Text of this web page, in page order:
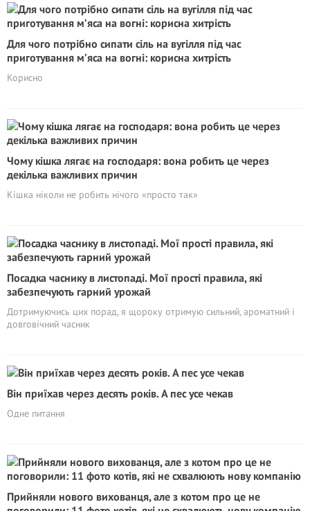
Для чого потрібно сипати сіль на вугілля під час
приготування м’яса на вогні: корисна хитрість
Корисно
Чому кішка лягає на господаря: вона робить це через
декілька важливих причин
Кішка ніколи не робить нічого «просто так»
Посадка часнику в листопаді. Мої прості правила, які
забезпечують гарний урожай
Дотримуючись цих порад, я щороку отримую сильний, ароматний і
довговічний часник
Він приїхав через десять років. А пес усе чекав
Одне питання
Прийняли нового вихованця, але з котом про це не